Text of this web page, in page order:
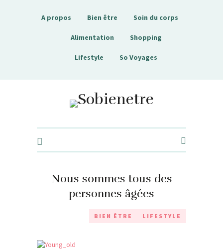
A propos Bien être Soin du corps
Alimentation Shopping
Lifestyle So Voyages
Sobienetre
Nous sommes tous des
personnes âgées
BIEN ÊTRE LIFESTYLE